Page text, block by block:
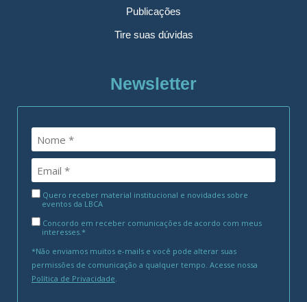
Publicações
Tire suas dúvidas
Newsletter
Quero receber material institucional e novidades sobre
eventos da LBCA
Concordo em receber comunicações de acordo com meus
interesses.*
*Não enviamos muitos e-mails e você pode alterar suas
permissões de comunicação a qualquer tempo. Acesse nossa
Política de Privacidade